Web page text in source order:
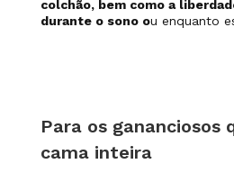
colchão, bem como a
durante o sono ou enquanto
Para os gananciosos
cama inteira